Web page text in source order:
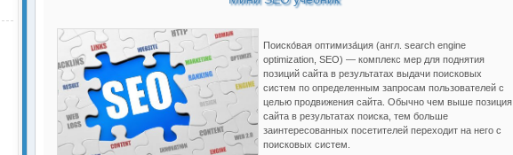
Поиско́вая оптимиза́ция (англ. search engine
optimization, SEO) — комплекс мер для поднятия
позиций сайта в результатах выдачи поисковых
систем по определенным запросам пользователей с
целью продвижения сайта. Обычно чем выше позиция
сайта в результатах поиска, тем больше
заинтересованных посетителей переходит на него с
поисковых систем.